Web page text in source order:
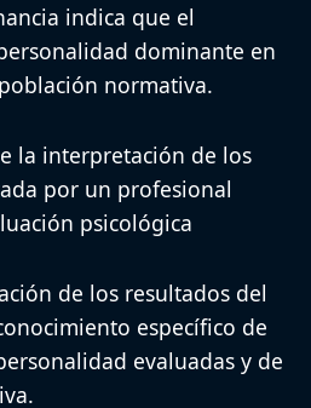
indica que el
dominante en
normativa.
la interpretación de los
por un profesional
psicológica
de los resultados del
específico de
evaluadas y de